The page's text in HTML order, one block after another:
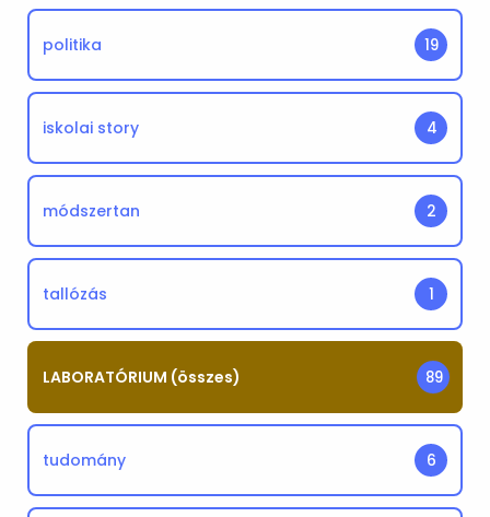
politika 19
iskolai story 4
módszertan 2
tallózás 1
LABORATÓRIUM (összes) 89
tudomány 6